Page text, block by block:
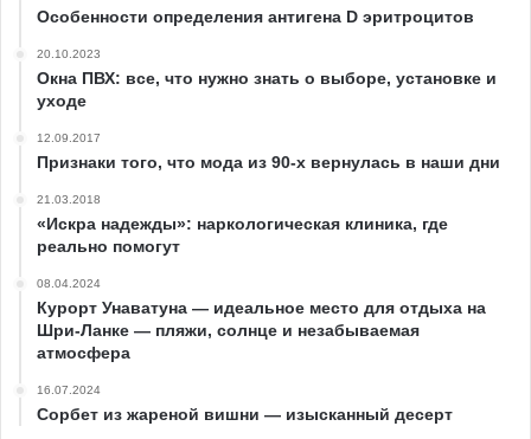
Особенности определения антигена D эритроцитов
20.10.2023
Окна ПВХ: все, что нужно знать о выборе, установке и
уходе
12.09.2017
Признаки того, что мода из 90-х вернулась в наши дни
21.03.2018
«Искра надежды»: наркологическая клиника, где
реально помогут
08.04.2024
Курорт Унаватуна — идеальное место для отдыха на
Шри-Ланке — пляжи, солнце и незабываемая
атмосфера
16.07.2024
Сорбет из жареной вишни — изысканный десерт